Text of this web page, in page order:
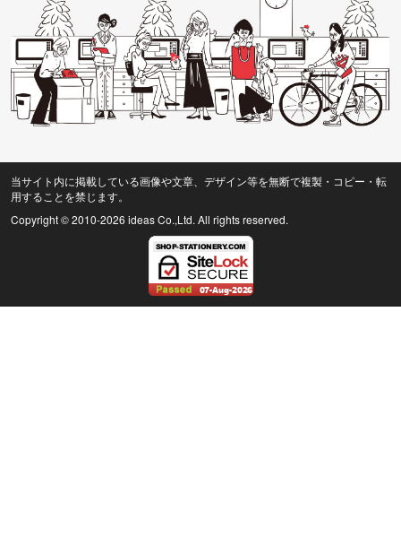
当サイト内に掲載している画像や文章、デザイン等を無断で複製・コピー・転
用することを禁じます。
Copyright © 2010-2026 ideas Co.,Ltd. All rights reserved.